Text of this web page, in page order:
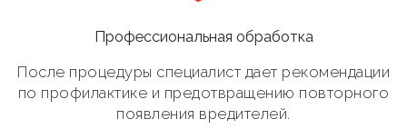
Профессиональная обработка
После процедуры специалист дает рекомендации
по профилактике и предотвращению повторного
появления вредителей.